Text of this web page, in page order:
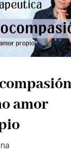
amor